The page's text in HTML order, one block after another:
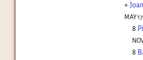
+
MAY
8
8